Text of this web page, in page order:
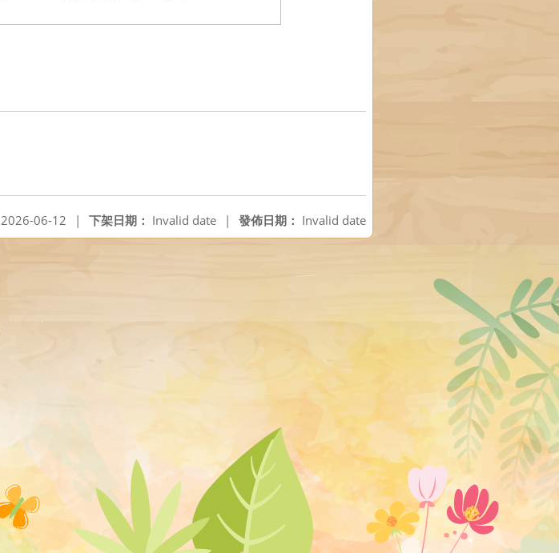
發佈日期： Invalid date
下架日期： Invalid date |
2026-06-12 |